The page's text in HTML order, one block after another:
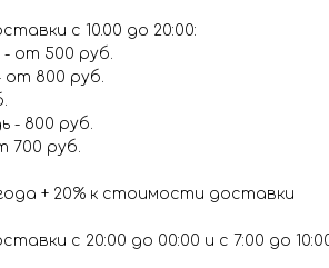
с 10.00 до 20:00:
- от 500 руб.
от 800 руб.
- 800 руб.
700 руб.
+ 20% к стоимости доставки
с 20:00 до 00:00 и с 7:00 до